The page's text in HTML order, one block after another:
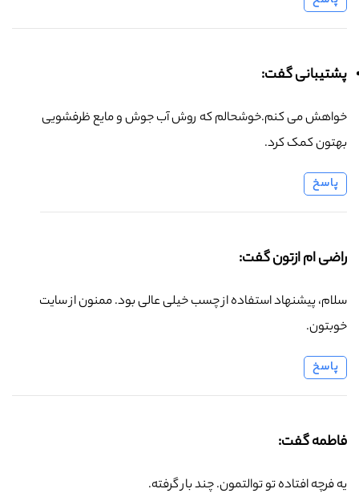
پشتیبانی گفت:
خواهش می کنم.خوشحالم که روش آب جوش و مایع ظرفشویی
بهتون کمک کرد.
پاسخ
راضی ام ازتون گفت:
سلام، پیشنهاد استفاده از چسب خیلی عالی بود. ممنون از سایت
خوبتون.
پاسخ
فاطمه گفت:
یه فرچه افتاده تو توالتمون. چند بار گرفته.